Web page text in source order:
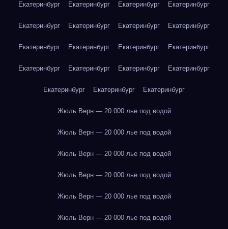
Екатеринбург Екатеринбург Екатеринбург Екатеринбург
Екатеринбург Екатеринбург Екатеринбург Екатеринбург
Екатеринбург Екатеринбург Екатеринбург Екатеринбург
Екатеринбург Екатеринбург Екатеринбург Екатеринбург
Екатеринбург Екатеринбург Екатеринбург
Жюль Верн — 20 000 лье под водой
Жюль Верн — 20 000 лье под водой
Жюль Верн — 20 000 лье под водой
Жюль Верн — 20 000 лье под водой
Жюль Верн — 20 000 лье под водой
Жюль Верн — 20 000 лье под водой